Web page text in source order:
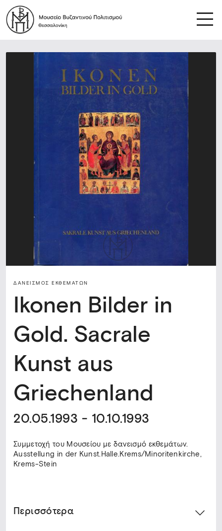
ΔΑΝΕΙΣΜΌΣ ΕΚΘΕΜΆΤΩΝ
Ikonen Bilder in
Gold. Sacrale
Kunst aus
Griechenland
20.05.1993 - 10.10.1993
Συμμετοχή του Μουσείου με δανεισμό εκθεμάτων.
Ausstellung in der Kunst.Halle.Krems/Minoritenkirche,
Krems-Stein
Περισσότερα